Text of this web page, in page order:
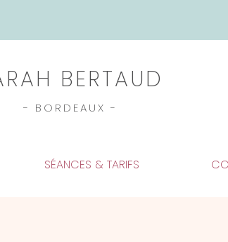
BERTAUD
- BORDEAUX -
SÉANCES & TARIFS